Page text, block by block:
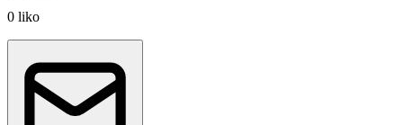
0 liko